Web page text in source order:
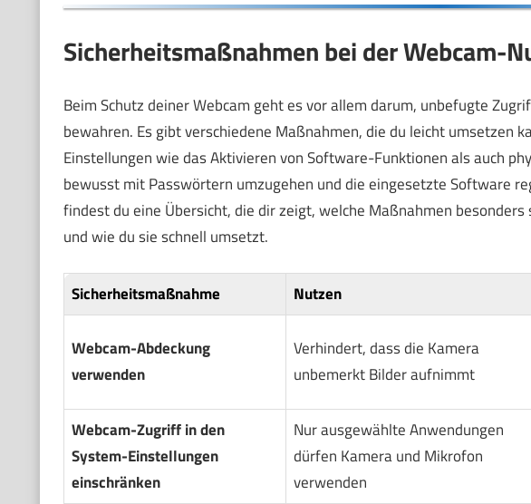
Sicherheitsmaßnahmen bei der Webcam-
Beim Schutz deiner Webcam geht es vor allem darum, unbefugte
bewahren. Es gibt verschiedene Maßnahmen, die du leicht umsetzen
Einstellungen wie das Aktivieren von Software-Funktionen als auch
bewusst mit Passwörtern umzugehen und die eingesetzte Software
findest du eine Übersicht, die dir zeigt, welche Maßnahmen
und wie du sie schnell umsetzt.
Sicherheitsmaßnahme Nutzen
Webcam-Abdeckung
verwenden
Verhindert, dass die Kamera
unbemerkt Bilder aufnimmt
Webcam-Zugriff in den
System-Einstellungen
einschränken
Nur ausgewählte Anwendungen
dürfen Kamera und Mikrofon
verwenden